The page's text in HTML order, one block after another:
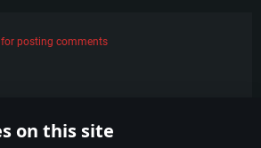
on this site
posting comments